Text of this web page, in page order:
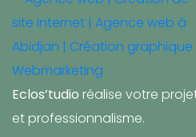
Eclos’tudio réalise votre
et professionnalisme.